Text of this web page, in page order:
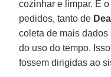
cozinhar e limpar. E
pedidos, tanto de
coleta de mais
do uso do tempo.
fossem dirigidas ao